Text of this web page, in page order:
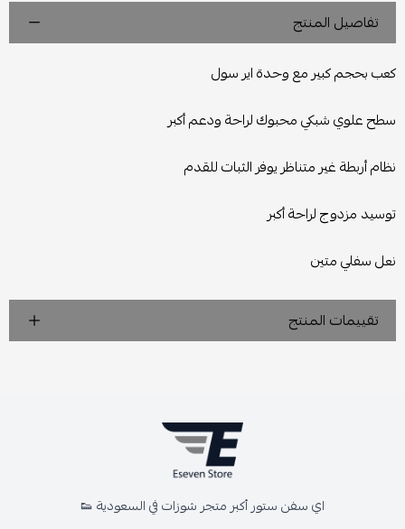
تفاصيل المنتج
كعب بحجم كبير مع وحدة اير سول
سطح علوي شبكي محبوك لراحة ودعم أكبر
نظام أربطة غير متناظر يوفر الثبات للقدم
توسيد مزدوج لراحة أكبر
نعل سفلي متين
تقييمات المنتج
اي سفن ستور أكبر متجر شوزات في السعودية 👟